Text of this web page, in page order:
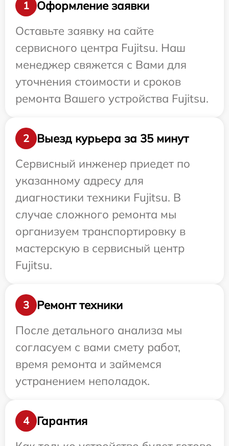
1
Оформление заявки
Оставьте заявку на сайте
сервисного центра Fujitsu. Наш
менеджер свяжется с Вами для
уточнения стоимости и сроков
ремонта Вашего устройства Fujitsu.
2
Выезд курьера за 35 минут
Сервисный инженер приедет по
указанному адресу для
диагностики техники Fujitsu. В
случае сложного ремонта мы
организуем транспортировку в
мастерскую в сервисный центр
Fujitsu.
3
Ремонт техники
После детального анализа мы
согласуем с вами смету работ,
время ремонта и займемся
устранением неполадок.
4
Гарантия